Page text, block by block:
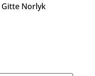
Norlyk